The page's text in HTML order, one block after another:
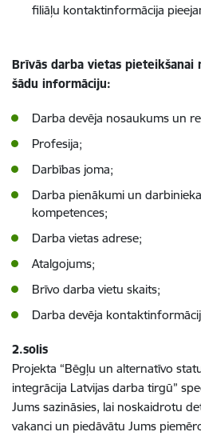
filiāļu kontaktinformācija
Brīvās darba vietas pieteikšanai
šādu informāciju:
Darba devēja nosaukums un
Profesija;
Darbības joma;
Darba pienākumi un
kompetences;
Darba vietas adrese;
Atalgojums;
Brīvo darba vietu skaits;
Darba devēja
2.solis
Projekta “Bēgļu un alternatīvo
integrācija Latvijas darba tirgū”
Jums sazināsies, lai noskaidrotu
vakanci un piedāvātu Jums